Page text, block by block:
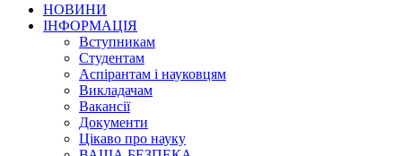
НОВИНИ
ІНФОРМАЦІЯ
Вступникам
Студентам
Аспірантам і науковцям
Викладачам
Вакансії
Документи
Цікаво про науку